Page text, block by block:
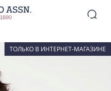
ТОЛЬКО В ИНТЕРНЕТ-МАГАЗИНЕ